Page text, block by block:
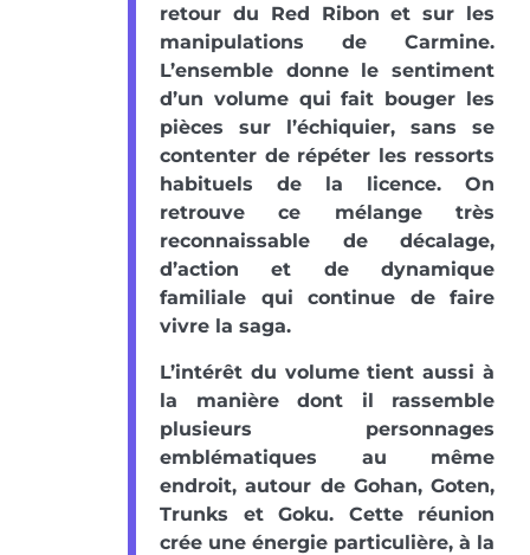
retour du Red Ribon et sur les
manipulations de Carmine.
L’ensemble donne le sentiment
d’un volume qui fait bouger les
pièces sur l’échiquier, sans se
contenter de répéter les ressorts
habituels de la licence. On
retrouve ce mélange très
reconnaissable de décalage,
d’action et de dynamique
familiale qui continue de faire
vivre la saga.
L’intérêt du volume tient aussi à
la manière dont il rassemble
plusieurs personnages
emblématiques au même
endroit, autour de Gohan, Goten,
Trunks et Goku. Cette réunion
crée une énergie particulière, à la